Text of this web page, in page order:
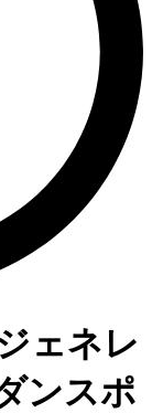
ェネレ
ンスポ